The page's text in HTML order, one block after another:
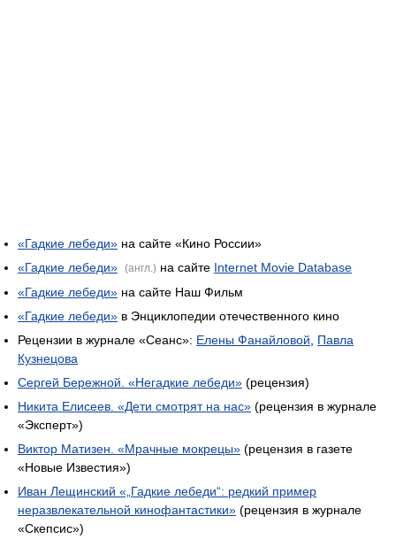
«Гадкие лебеди» на сайте «Кино России»
«Гадкие лебеди» (англ.) на сайте Internet Movie Database
«Гадкие лебеди» на сайте Наш Фильм
«Гадкие лебеди» в Энциклопедии отечественного кино
Рецензии в журнале «Сеанс»: Елены Фанайловой
Павла
Кузнецова
Сергей Бережной. «Негадкие лебеди» (рецензия)
Никита Елисеев. «Дети смотрят на нас» (рецензия в журнале
«Эксперт»)
Виктор Матизен. «Мрачные мокрецы» (рецензия в газете
«Новые Известия»)
Иван Лещинский «„Гадкие лебеди“: редкий пример
неразвлекательной кинофантастики» (рецензия в журнале
«Скепсис»)